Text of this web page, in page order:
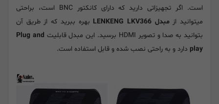
است. اگر تجهیزاتی دارید که دارای کانکتور BNC است، براحتی
میتوانید ازمبدل LENKENG LKV366
بهره ببرید که از طریق آن
بتوانید به صدا و تصویر HDMI برسید. این مبدل قابلیت
Plug and
play دارد و به راحتی نصب شده و قابل استفاده است.